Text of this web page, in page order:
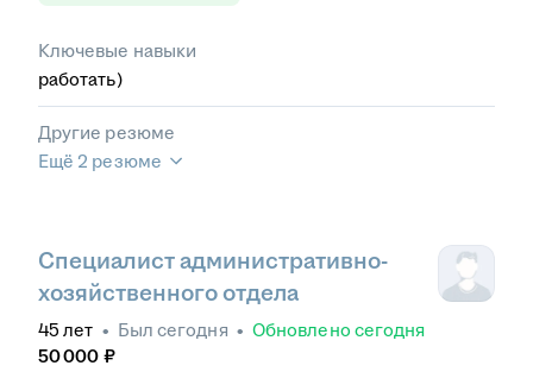
Ключевые навыки
работать)
Другие резюме
Ещё 2 резюме
Специалист административно-
хозяйственного отдела
45 лет • Был сегодня • Обновлено сегодня
50 000 ₽